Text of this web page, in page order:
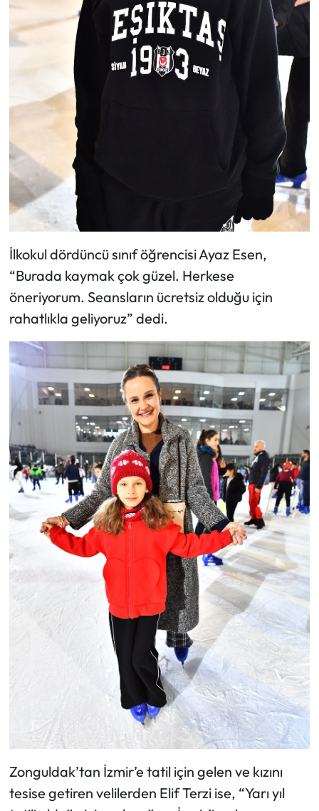
İlkokul dördüncü sınıf öğrencisi Ayaz Esen,
“Burada kaymak çok güzel. Herkese
öneriyorum. Seansların ücretsiz olduğu için
rahatlıkla geliyoruz” dedi.
Zonguldak’tan İzmir’e tatil için gelen ve kızını
tesise getiren velilerden Elif Terzi ise, “Yarı yıl